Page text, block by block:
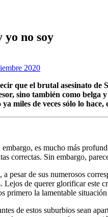
yo no soy
2020
que el brutal asesinato de
sino también como belga
miles de veces sólo lo
es mucho más
correctas. Sin embargo,
a pesar de sus numerosos
Lejos de querer glorificar este
primero la lamentable
de estos suburbios sean